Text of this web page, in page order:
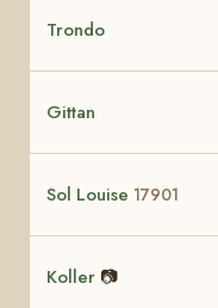
Trondo
Gittan
Sol Louise 17901
Koller 📷